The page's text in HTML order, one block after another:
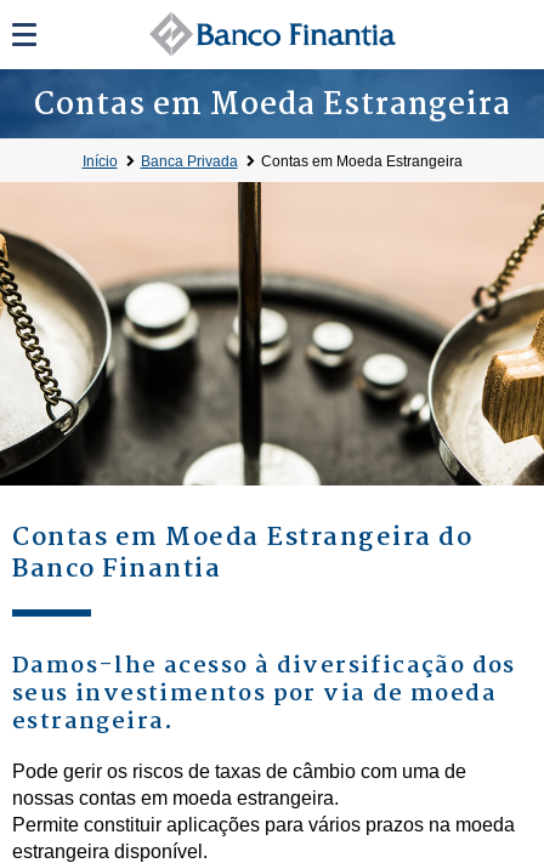
Contas em Moeda Estrangeira
Início Banca Privada Contas em Moeda Estrangeira
Contas em Moeda Estrangeira do
Banco Finantia
Damos-lhe acesso à diversificação dos
seus investimentos por via de moeda
estrangeira.
Pode gerir os riscos de taxas de câmbio com uma de
nossas contas em moeda estrangeira.
Permite constituir aplicações para vários prazos na moeda
estrangeira disponível.